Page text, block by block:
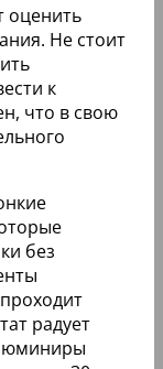
это такое,
для
Для
требуется